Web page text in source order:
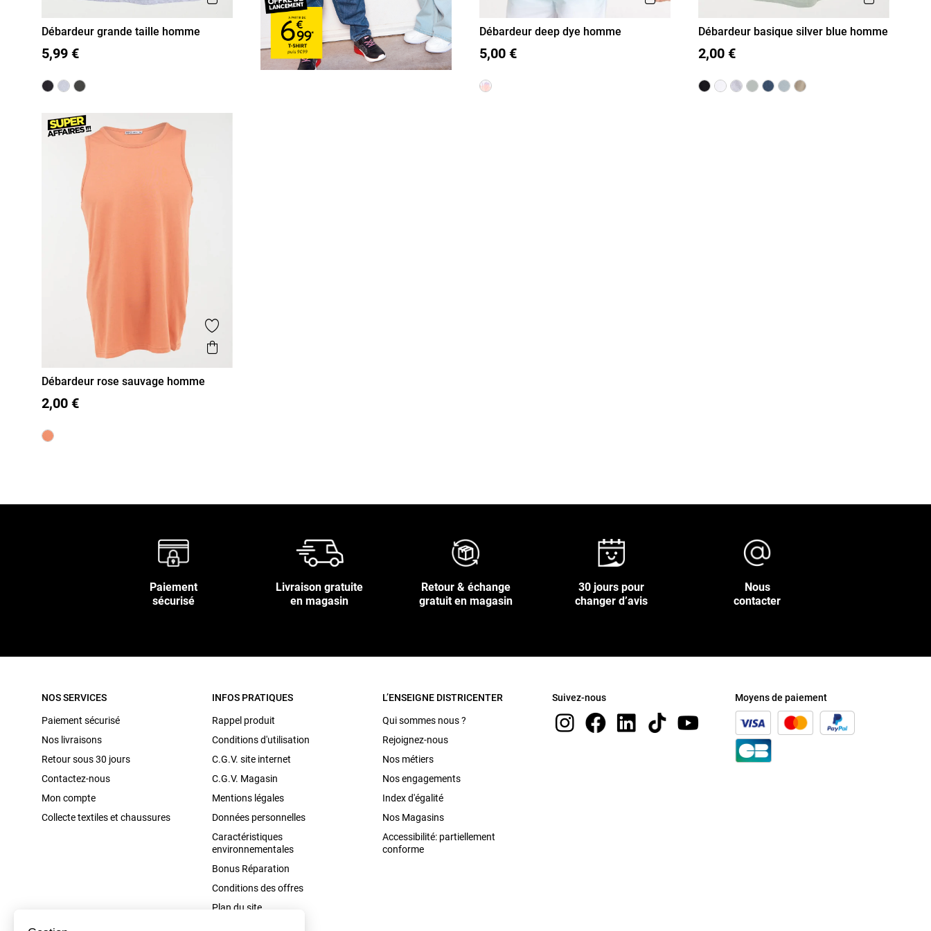
3XL
Débardeur grande taille homme
5,99 € S M
Débardeur deep dye homme
5,00 € S M
Débardeur basique silver blue homme
2,00 €
Ajouter aux favoris
Aperçu rapide
S M
Débardeur rose sauvage homme
2,00 €
Paiement
sécurisé
Livraison gratuite
en magasin
Retour & échange
gratuit en magasin
30 jours pour
changer d’avis
Nous
contacter
NOS SERVICES
Paiement sécurisé
Nos livraisons
Retour sous 30 jours
Contactez-nous
Mon compte
Collecte textiles et chaussures
INFOS PRATIQUES
Rappel produit
Conditions d'utilisation
C.G.V. site internet
C.G.V. Magasin
Mentions légales
Données personnelles
Caractéristiques
environnementales
Bonus Réparation
Conditions des offres
Plan du site
L’ENSEIGNE DISTRICENTER
Qui sommes nous ?
Rejoignez-nous
Nos métiers
Nos engagements
Index d'égalité
Nos Magasins
Accessibilité: partiellement
conforme
Suivez-nous Moyens de paiement